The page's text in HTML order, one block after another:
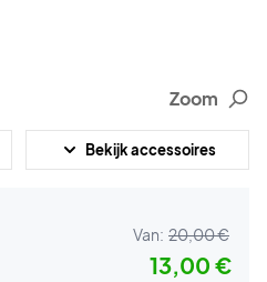
Zoom
Bekijk accessoires
Van: 20,00 €
13,00 €